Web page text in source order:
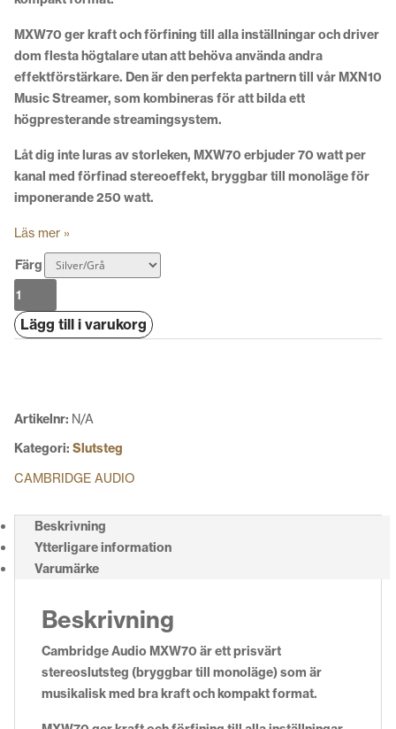
MXW70 ger kraft och förfining till alla inställningar och driver
dom flesta högtalare utan att behöva använda andra
effektförstärkare. Den är den perfekta partnern till vår MXN10
Music Streamer, som kombineras för att bilda ett
högpresterande streamingsystem.
Låt dig inte luras av storleken, MXW70 erbjuder 70 watt per
kanal med förfinad stereoeffekt, bryggbar till monoläge för
imponerande 250 watt.
Läs mer »
Färg
Cambridge
Audio
MXW70
Lägg till i varukorg
Artikelnr: N/A
Kategori: Slutsteg
CAMBRIDGE AUDIO
Beskrivning
Ytterligare information
Varumärke
Beskrivning
Cambridge Audio MXW70 är ett prisvärt
stereoslutsteg (bryggbar till monoläge) som är
musikalisk med bra kraft och kompakt format.